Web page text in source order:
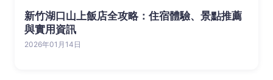
新竹湖口山上飯店全攻略：住宿體驗、景點推薦
與實用資訊
2026年01月14日